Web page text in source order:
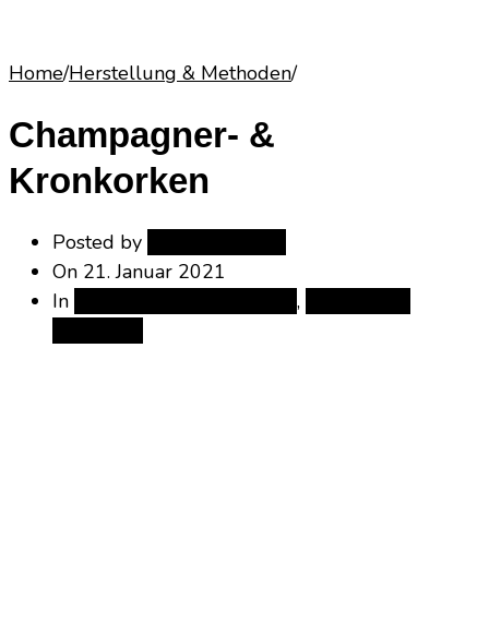
Home/Herstellung & Methoden/
Champagner- &
Kronkorken
Posted by
On 21. Januar 2021
In
,